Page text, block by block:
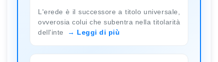
L'erede è il successore a titolo universale,
ovverosia colui che subentra nella titolarità
dell'inte
Leggi di più